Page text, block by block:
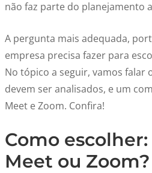
não faz parte do planejamento
A pergunta mais adequada,
empresa precisa fazer para
No tópico a seguir, vamos falar
devem ser analisados, e um
Meet e Zoom. Confira!
Como
Meet ou Zoom?